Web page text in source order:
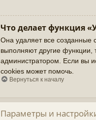
Что делает функция
Она удаляет все созданные
выполняют другие функции,
администратором. Если вы
cookies может помочь.
Вернуться к началу
Параметры и